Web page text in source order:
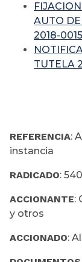
AUTO
2018-
TUTELA
REFERENCIA:
instancia
RADICADO:
ACCIONANTE:
y otros
ACCIONADO: